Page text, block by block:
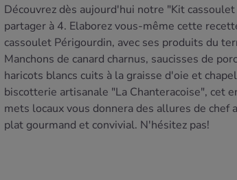
Découvrez dès aujourd'hui notre "Kit
partager à 4. Elaborez vous-même cette
cassoulet Périgourdin, avec ses produits du
Manchons de canard charnus, saucisses de
haricots blancs cuits à la graisse d'oie et
biscotterie artisanale "La Chanteracoise", cet
mets locaux vous donnera des allures de chef
plat gourmand et convivial. N'hésitez pas!